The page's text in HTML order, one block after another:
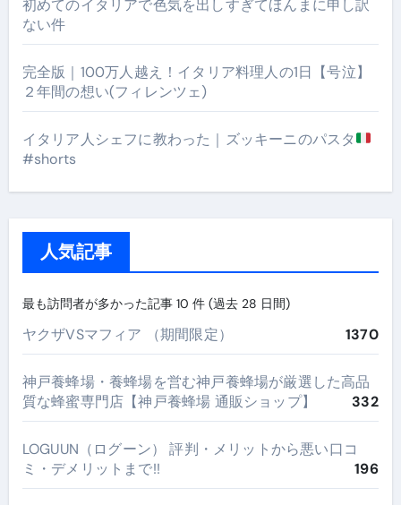
初めてのイタリアで色気を出しすぎてほんまに申し訳
ない件
完全版｜100万人越え！イタリア料理人の1日【号泣】
２年間の想い(フィレンツェ)
イタリア人シェフに教わった｜ズッキーニのパスタ
#shorts
人気記事
最も訪問者が多かった記事 10 件 (過去 28 日間)
ヤクザVSマフィア （期間限定） 1370
神戸養蜂場・養蜂場を営む神戸養蜂場が厳選した高品
質な蜂蜜専門店【神戸養蜂場 通販ショップ】
332
LOGUUN（ログーン） 評判・メリットから悪い口コ
ミ・デメリットまで!!
196